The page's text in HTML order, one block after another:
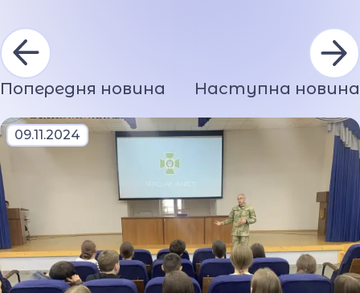
Попередня новина Наступна новина
09.11.2024